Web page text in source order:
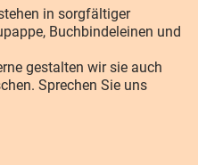
in sorgfältiger
Buchbindeleinen und
gestalten wir sie auch
Sprechen Sie uns